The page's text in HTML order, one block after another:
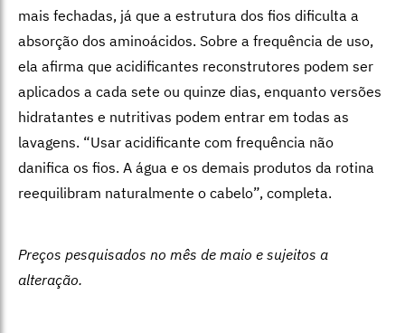
mais fechadas, já que a estrutura dos fios dificulta a
absorção dos aminoácidos. Sobre a frequência de uso,
ela afirma que acidificantes reconstrutores podem ser
aplicados a cada sete ou quinze dias, enquanto versões
hidratantes e nutritivas podem entrar em todas as
lavagens. “Usar acidificante com frequência não
danifica os fios. A água e os demais produtos da rotina
reequilibram naturalmente o cabelo”, completa.
Preços pesquisados no mês de maio e sujeitos a
alteração.